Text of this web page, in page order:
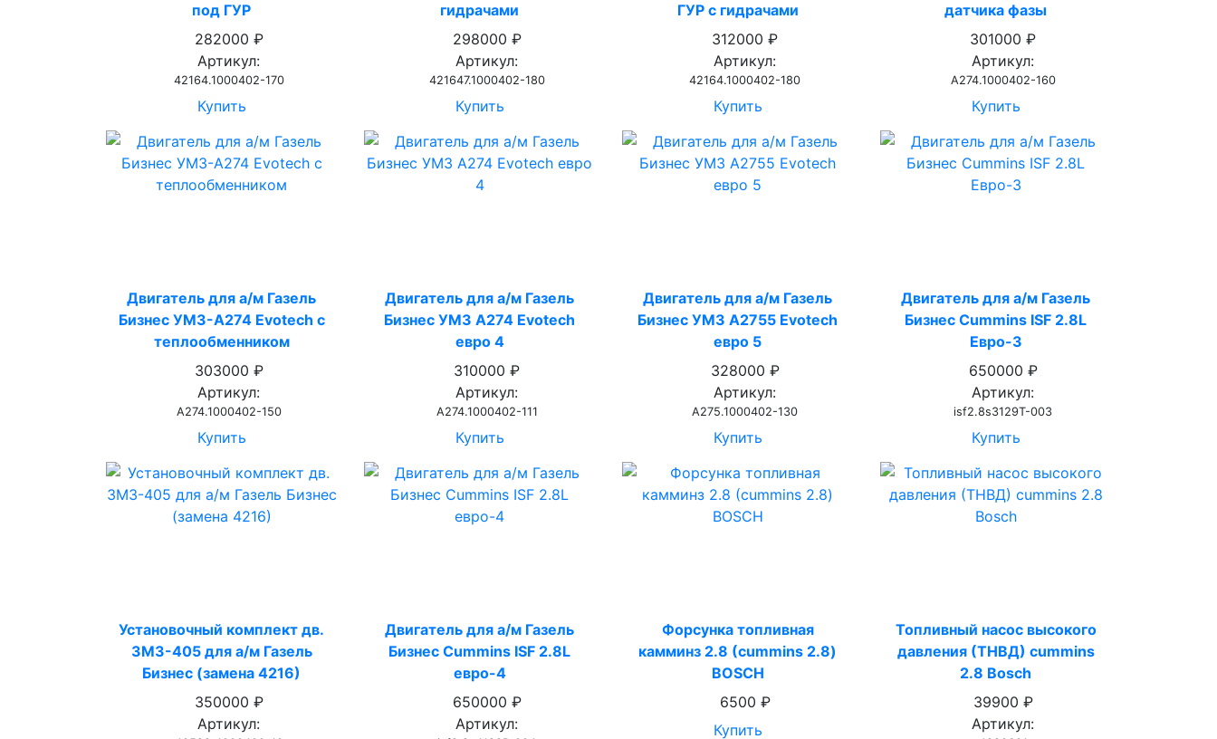
под ГУР
282000 ₽
Артикул:
42164.1000402-170
Купить
гидрачами
298000 ₽
Артикул:
421647.1000402-180
Купить
ГУР с гидрачами
312000 ₽
Артикул:
42164.1000402-180
Купить
датчика фазы
301000 ₽
Артикул:
А274.1000402-160
Купить
Двигатель для а/м Газель
Бизнес УМЗ-А274 Evotech с
теплообменником
303000 ₽
Артикул:
А274.1000402-150
Купить
Двигатель для а/м Газель
Бизнес УМЗ А274 Evotech
евро 4
310000 ₽
Артикул:
А274.1000402-111
Купить
Двигатель для а/м Газель
Бизнес УМЗ А2755 Evotech
евро 5
328000 ₽
Артикул:
А275.1000402-130
Купить
Двигатель для а/м Газель
Бизнес Cummins ISF 2.8L
Евро-3
650000 ₽
Артикул:
isf2.8s3129T-003
Купить
Установочный комплект дв.
ЗМЗ-405 для а/м Газель
Бизнес (замена 4216)
350000 ₽
Артикул:
Двигатель для а/м Газель
Бизнес Cummins ISF 2.8L
евро-4
650000 ₽
Артикул:
Форсунка топливная
камминз 2.8 (cummins 2.8)
BOSCH
6500 ₽
Купить
Топливный насос высокого
давления (ТНВД) cummins
2.8 Bosch
39900 ₽
Артикул: